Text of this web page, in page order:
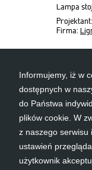
Informujemy, iż w
dostępnych w
do Państwa
plików cookie. W
z naszego serwisu
ustawień
użytkownik
Lampa
Projektant:
Firma:
Jesteś tu:
KONTAKT